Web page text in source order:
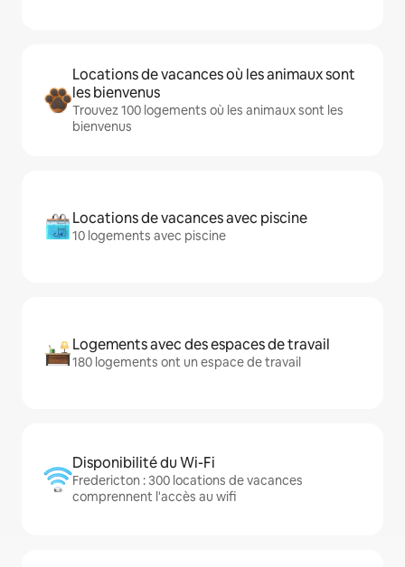
Locations de vacances où les animaux sont
les bienvenus
Trouvez 100 logements où les animaux sont les
bienvenus
Locations de vacances avec piscine
10 logements avec piscine
Logements avec des espaces de travail
180 logements ont un espace de travail
Disponibilité du Wi-Fi
Fredericton : 300 locations de vacances
comprennent l'accès au wifi